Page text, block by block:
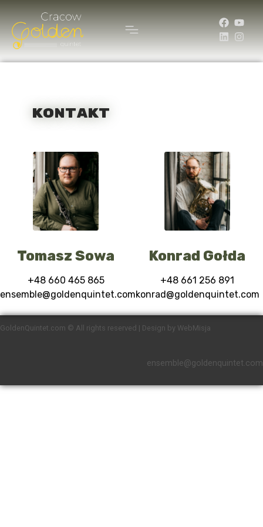
kontakt
Tomasz Sowa
+48 660 465 865
ensemble@goldenquintet.com
Konrad Gołda
+48 661 256 891
konrad@goldenquintet.com
GoldenQuintet.com © All rights reserved | Design by WebMisja
ensemble@goldenquintet.com